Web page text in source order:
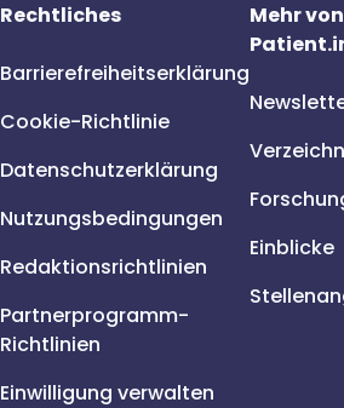
Rechtliches
Barrierefreiheitserklärung
Cookie-Richtlinie
Datenschutzerklärung
Nutzungsbedingungen
Redaktionsrichtlinien
Partnerprogramm-
Richtlinien
Einwilligung verwalten
Mehr von
Einblicke